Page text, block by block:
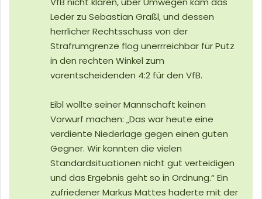
Leder zu Sebastian Graßl, und dessen
herrlicher Rechtsschuss von der
Strafrumgrenze flog unerrreichbar für Putz
in den rechten Winkel zum
vorentscheidenden 4:2 für den VfB.
Eibl wollte seiner Mannschaft keinen
Vorwurf machen: „Das war heute eine
verdiente Niederlage gegen einen guten
Gegner. Wir konnten die vielen
Standardsituationen nicht gut verteidigen
und das Ergebnis geht so in Ordnung.“ Ein
zufriedener Markus Mattes haderte mit der